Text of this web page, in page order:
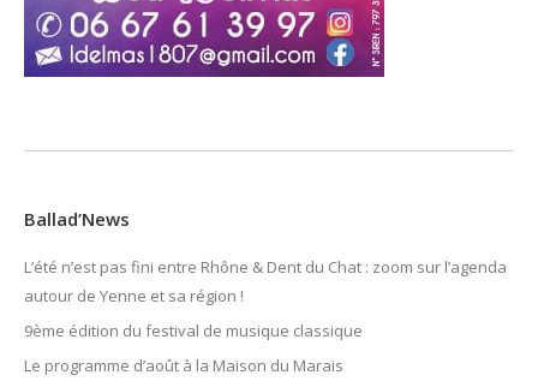
Ballad’News
L’été n’est pas fini entre Rhône & Dent du Chat : zoom sur l’agenda
autour de Yenne et sa région !
9ème édition du festival de musique classique
Le programme d’août à la Maison du Marais